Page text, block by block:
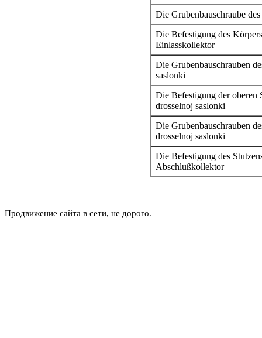
Die Grubenbauschraube
Die Befestigung des
Einlasskollektor
Die Grubenbauschrauben
saslonki
Die Befestigung der oberen
drosselnoj saslonki
Die Grubenbauschrauben
drosselnoj saslonki
Die Befestigung des
Abschlußkollektor
Продвижение сайта в сети, не дорого.